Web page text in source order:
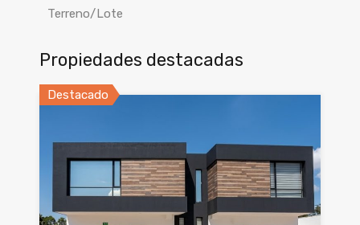
Terreno/Lote
Propiedades destacadas
Destacado